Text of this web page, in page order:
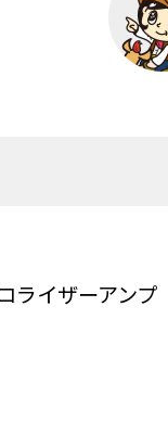
ライザーアンプ